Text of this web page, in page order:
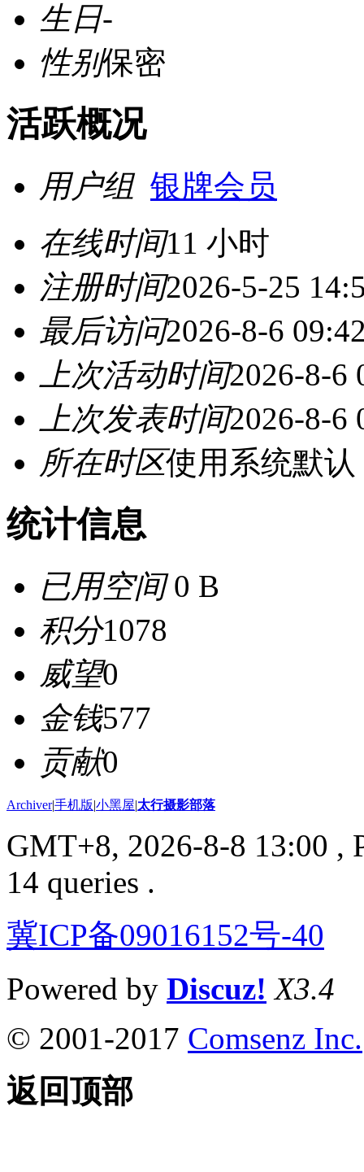
生日-
性别保密
活跃概况
用户组 银牌会员
在线时间11 小时
注册时间2026-5-25
最后访问2026-8-6
上次活动时间2026-8-6
上次发表时间2026-8-6
所在时区使用系统默认
统计信息
已用空间0 B
积分1078
威望0
金钱577
贡献0
Archiver|手机版|小黑屋|太行摄影部落
GMT+8, 2026-8-8 13:00 ,
14 queries .
冀ICP备09016152号-40
Powered by Discuz! X3.4
© 2001-2017 Comsenz Inc.
返回顶部